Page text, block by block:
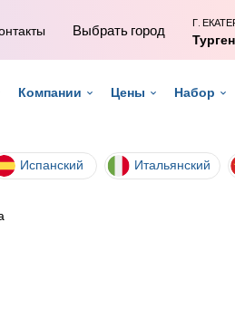
Выбрать город Г.
Компании Цены Набор
Испанский Итальянский